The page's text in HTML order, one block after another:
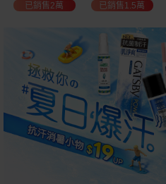
已銷售2萬 已銷售1.5萬